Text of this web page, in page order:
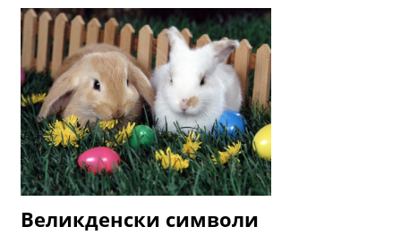
Великденски символи